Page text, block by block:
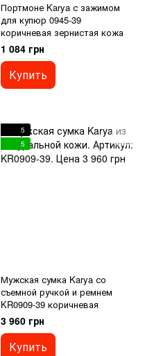
Портмоне Karya с зажимом
для купюр 0945-39
коричневая зернистая кожа
1 084 грн
Купить
5
5
Мужская сумка Karya со
съемной ручкой и ремнем
KR0909-39 коричневая
3 960 грн
Купить